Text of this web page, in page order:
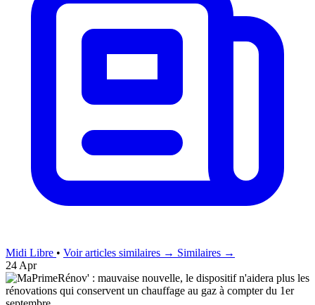
Midi Libre • Voir articles similaires → Similaires →
24 Apr